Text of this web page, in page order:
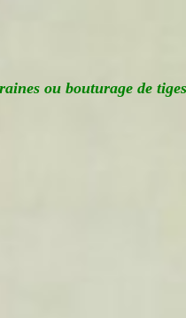
ou bouturage de